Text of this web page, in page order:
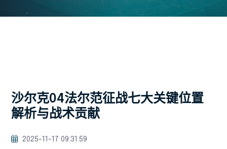
沙尔克04法尔范征战七大关键位置
解析与战术贡献
2025-11-17 09:31:59